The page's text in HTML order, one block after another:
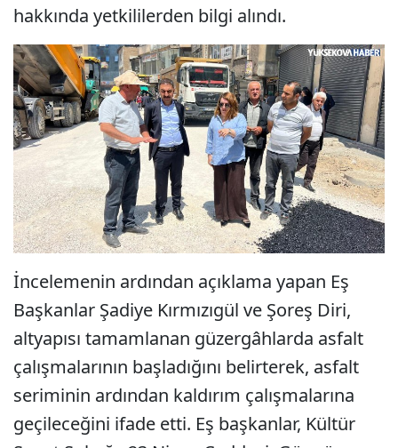
hakkında yetkililerden bilgi alındı.
İncelemenin ardından açıklama yapan Eş
Başkanlar Şadiye Kırmızıgül ve Şoreş Diri,
altyapısı tamamlanan güzergâhlarda asfalt
çalışmalarının başladığını belirterek, asfalt
seriminin ardından kaldırım çalışmalarına
geçileceğini ifade etti. Eş başkanlar, Kültür